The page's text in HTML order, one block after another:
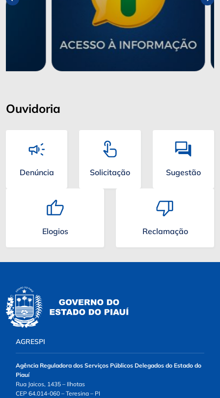
Ouvidoria
Denúncia Solicitação Sugestão
Elogios Reclamação
AGRESPI
Agência Reguladora dos Serviços Públicos Delegados do Estado do
Piauí
Rua Jaicos, 1435 – Ilhotas
CEP 64.014-060 – Teresina – PI